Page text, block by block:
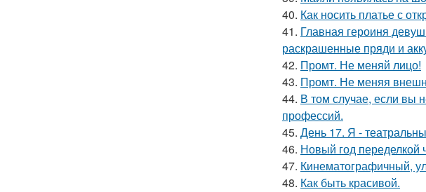
40. Как носить платье с
41. Главная героиня
раскрашенные пряди и
42. Промт. Не меняй лицо!
43. Промт. Не меняя
44. В том случае, если вы
профессий.
45. День 17. Я -
46. Новый год переделкой
47. Кинематографичный,
48. Как быть красивой.